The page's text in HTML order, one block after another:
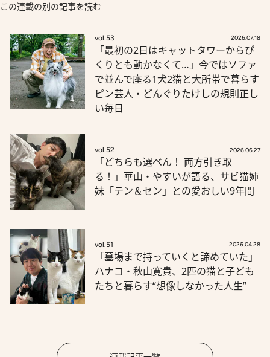
この連載の別の記事を読む
vol.53 2026.07.18
「最初の2日はキャットタワーからぴ
くりとも動かなくて…」今ではソファ
で並んで座る1犬2猫と大所帯で暮らす
ピン芸人・どんぐりたけしの規則正し
い毎日
vol.52 2026.06.27
「どちらも選べん！ 両方引き取
る！」華山・やすいが語る、サビ猫姉
妹「テン＆セン」との愛おしい9年間
vol.51 2026.04.28
「墓場まで持っていくと諦めていた」
ハナコ・秋山寛貴、2匹の猫と子ども
たちと暮らす“想像しなかった人生”